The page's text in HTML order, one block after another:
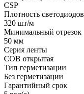
CSP
Плотность светодиодов
320 шт/м
Минимальный отрезок
50 мм
Серия ленты
COB открытая
Тип герметизации
Без герметизации
Гарантийный срок